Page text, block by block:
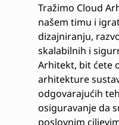
Tražimo Cloud
našem timu i
dizajniranju,
skalabilnih i
Arhitekt, bit ćete
arhitekture
odgovarajućih
osiguravanje da
poslovnim